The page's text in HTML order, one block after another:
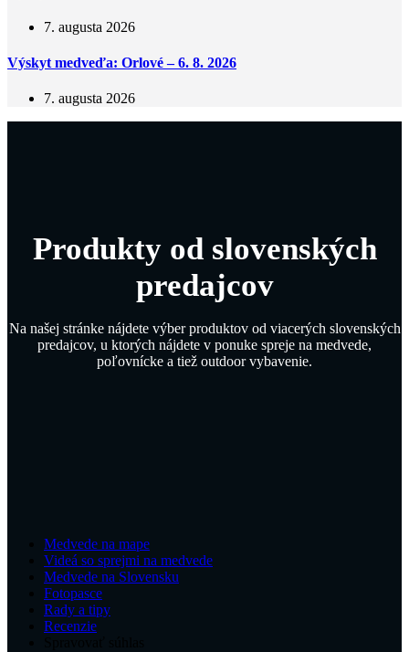
7. augusta 2026
Výskyt medveďa: Orlové – 6. 8. 2026
7. augusta 2026
Produkty od slovenských
predajcov
Na našej stránke nájdete výber produktov od viacerých slovenských
predajcov, u ktorých nájdete v ponuke spreje na medvede,
poľovnícke a tiež outdoor vybavenie.
Medvede na mape
Videá so sprejmi na medvede
Medvede na Slovensku
Fotopasce
Rady a tipy
Recenzie